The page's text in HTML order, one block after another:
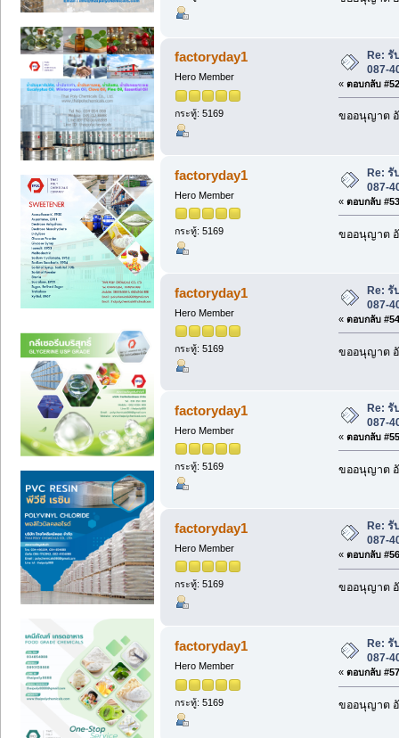
factoryday1
Hero Member
กระทู้: 5169
Re: รั
087-
« ตอบกลับ
ขออนุญาต
factoryday1
Hero Member
กระทู้: 5169
Re: รั
087-
« ตอบกลับ
ขออนุญาต
factoryday1
Hero Member
กระทู้: 5169
Re: รั
087-
« ตอบกลับ
ขออนุญาต
factoryday1
Hero Member
กระทู้: 5169
Re:
087-
« ตอบกลับ
ขออนุญาต
factoryday1
Hero Member
กระทู้: 5169
Re:
087-
« ตอบกลับ
ขออนุญาต
factoryday1
Hero Member
กระทู้: 5169
Re:
087-
« ตอบกลับ
ขออนุญาต